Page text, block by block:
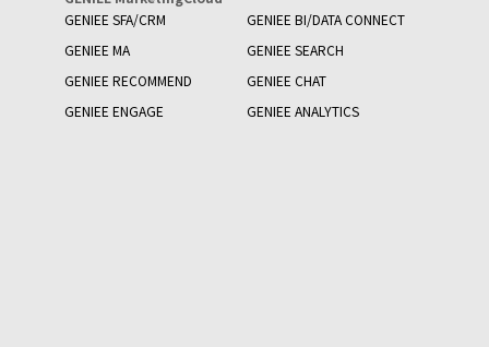
GENIEE SFA/CRM
GENIEE BI/DATA CONNECT
GENIEE MA
GENIEE SEARCH
GENIEE RECOMMEND
GENIEE CHAT
GENIEE ENGAGE
GENIEE ANALYTICS